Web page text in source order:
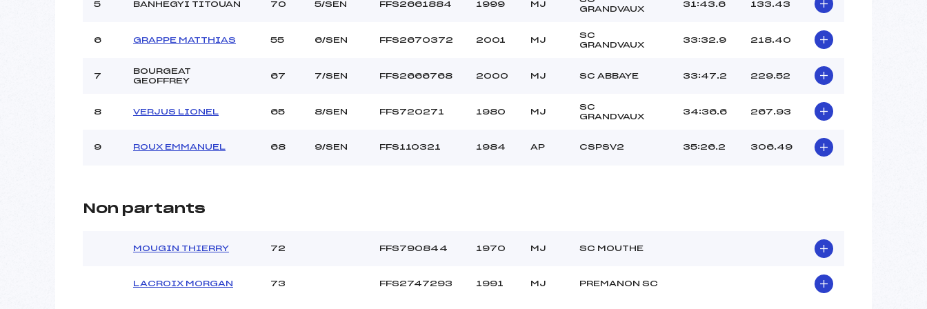
5 BANHEGYI TITOUAN 70 5/SEN FFS2661884 1999 MJ
GRANDVAUX
31:43.6 133.43
6 GRAPPE MATTHIAS 55 6/SEN FFS2670372 2001 MJ
SC
GRANDVAUX
33:32.9 218.40
7
BOURGEAT
GEOFFREY
67 7/SEN FFS2666768 2000 MJ SC ABBAYE 33:47.2 229.52
8 VERJUS LIONEL 65 8/SEN FFS720271 1980 MJ
SC
GRANDVAUX
34:36.6 267.93
9 ROUX EMMANUEL 68 9/SEN FFS110321 1984 AP CSPSV2 35:26.2 306.49
Non partants
MOUGIN THIERRY 72 FFS790844 1970 MJ SC MOUTHE
LACROIX MORGAN 73 FFS2747293 1991 MJ PREMANON SC